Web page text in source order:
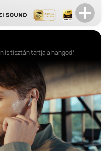
is tisztán tartja a hangod²